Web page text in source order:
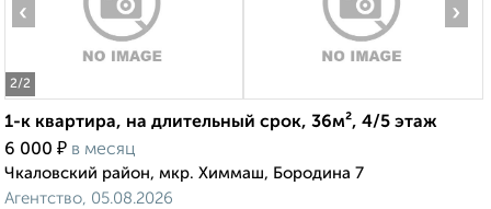
2/2
‹ ›
1-к квартира, на длительный срок, 36м², 4/5 этаж
6 000 ₽ в месяц
Чкаловский район, мкр. Химмаш, Бородина 7
Агентство, 05.08.2026